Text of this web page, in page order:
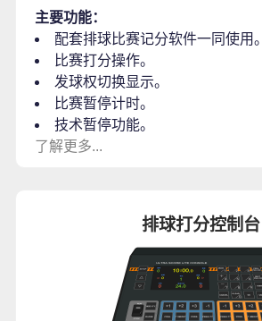
主要功能：
配套排球比赛记分软件一同使用。
比赛打分操作。
发球权切换显示。
比赛暂停计时。
技术暂停功能。
了解更多...
排球打分控制台